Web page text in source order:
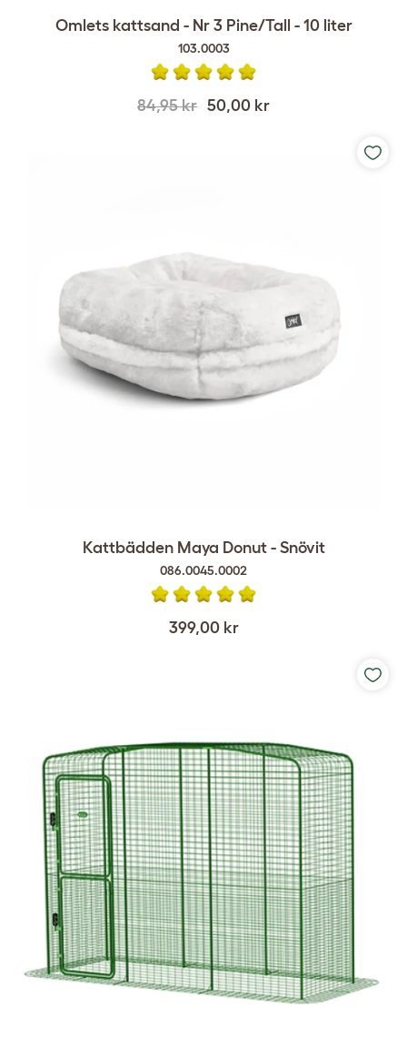
Omlets kattsand - Nr 3 Pine/Tall - 10 liter
103.0003
84,95 kr 50,00 kr
Kattbädden Maya Donut - Snövit
086.0045.0002
399,00 kr